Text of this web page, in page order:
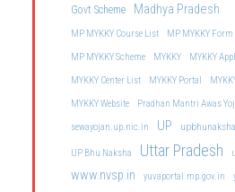
Govt Scheme Madhya Pradesh
MP MYKKY Course List
MP MYKKY Form
MP MYKKY Scheme
MYKKY
MYKKY
MYKKY Center List
MYKKY Portal
MYKKY Website
Pradhan Mantri Awas
sewayojan.up.nic.in UP upbhunaksha
UP Bhu Naksha Uttar Pradesh
www.nvsp.in yuvaportal.mp.gov.in